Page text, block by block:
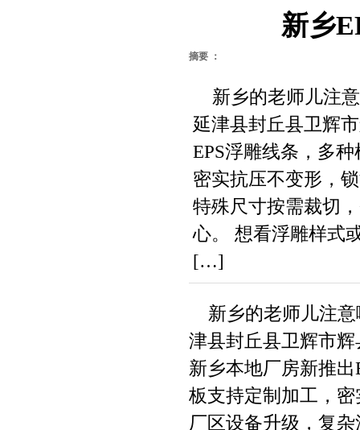
新乡
摘要 ：
新乡的老师儿注
延津县封丘县卫辉
EPS浮雕线条，多
密实抗压不变形，
特殊尺寸按需裁切
心。 想看浮雕样式
[…]
新乡的老师儿注
津县封丘县卫辉市
新乡本地厂房新推
板支持定制加工，
厂区设备升级，复